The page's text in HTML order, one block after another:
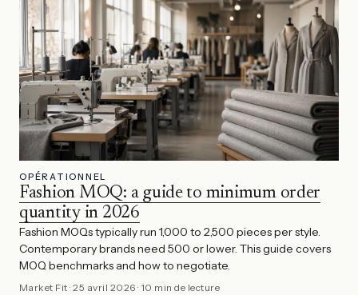
OPÉRATIONNEL
Fashion MOQ: a guide to minimum order
quantity in 2026
Fashion MOQs typically run 1,000 to 2,500 pieces per style.
Contemporary brands need 500 or lower. This guide covers
MOQ benchmarks and how to negotiate.
Market Fit ·25 avril 2026 · 10 min de lecture